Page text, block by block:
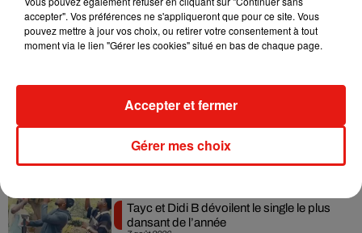
7 août 2026
dans son nouveau clip
7 août 2026
Madonna sort enfin le remix de « Love
Sensation » avec Kylie Minogue
Tayc et Didi B dévoilent le single le plus
dansant de l’année
accepter". Vos préférences ne s'appliqueront que pour ce site. Vous
pouvez mettre à jour vos choix, ou retirer votre consentement à tout
moment via le lien "Gérer les cookies" situé en bas de chaque page.
Gérer mes choix
Accepter et fermer